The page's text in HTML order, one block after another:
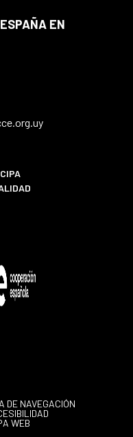
EN
DE NAVEGACIÓN
WEB